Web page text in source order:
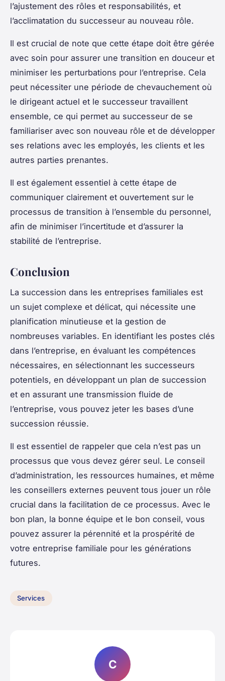
l’ajustement des rôles et responsabilités, et
l’acclimatation du successeur au nouveau rôle.
Il est crucial de note que cette étape doit être gérée
avec soin pour assurer une transition en douceur et
minimiser les perturbations pour l’entreprise. Cela
peut nécessiter une période de chevauchement où
le dirigeant actuel et le successeur travaillent
ensemble, ce qui permet au successeur de se
familiariser avec son nouveau rôle et de développer
ses relations avec les employés, les clients et les
autres parties prenantes.
Il est également essentiel à cette étape de
communiquer clairement et ouvertement sur le
processus de transition à l’ensemble du personnel,
afin de minimiser l’incertitude et d’assurer la
stabilité de l’entreprise.
Conclusion
La succession dans les entreprises familiales est
un sujet complexe et délicat, qui nécessite une
planification minutieuse et la gestion de
nombreuses variables. En identifiant les postes clés
dans l’entreprise, en évaluant les compétences
nécessaires, en sélectionnant les successeurs
potentiels, en développant un plan de succession
et en assurant une transmission fluide de
l’entreprise, vous pouvez jeter les bases d’une
succession réussie.
Il est essentiel de rappeler que cela n’est pas un
processus que vous devez gérer seul. Le conseil
d’administration, les ressources humaines, et même
les conseillers externes peuvent tous jouer un rôle
crucial dans la facilitation de ce processus. Avec le
bon plan, la bonne équipe et le bon conseil, vous
pouvez assurer la pérennité et la prospérité de
votre entreprise familiale pour les générations
futures.
Services
C